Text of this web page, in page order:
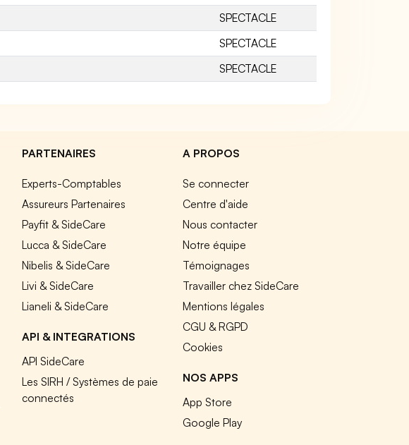
SPECTACLE
SPECTACLE
SPECTACLE
PARTENAIRES
Experts-Comptables
Assureurs Partenaires
Payfit & SideCare
Lucca & SideCare
Nibelis & SideCare
Livi & SideCare
Lianeli & SideCare
API & INTEGRATIONS
API SideCare
Les SIRH / Systèmes de paie
connectés
A PROPOS
Se connecter
Centre d'aide
Nous contacter
Notre équipe
Témoignages
Travailler chez SideCare
Mentions légales
CGU & RGPD
Cookies
NOS APPS
App Store
Google Play